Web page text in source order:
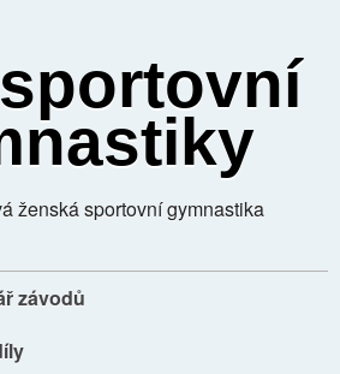
ženská sportovní gymnastika
závodů